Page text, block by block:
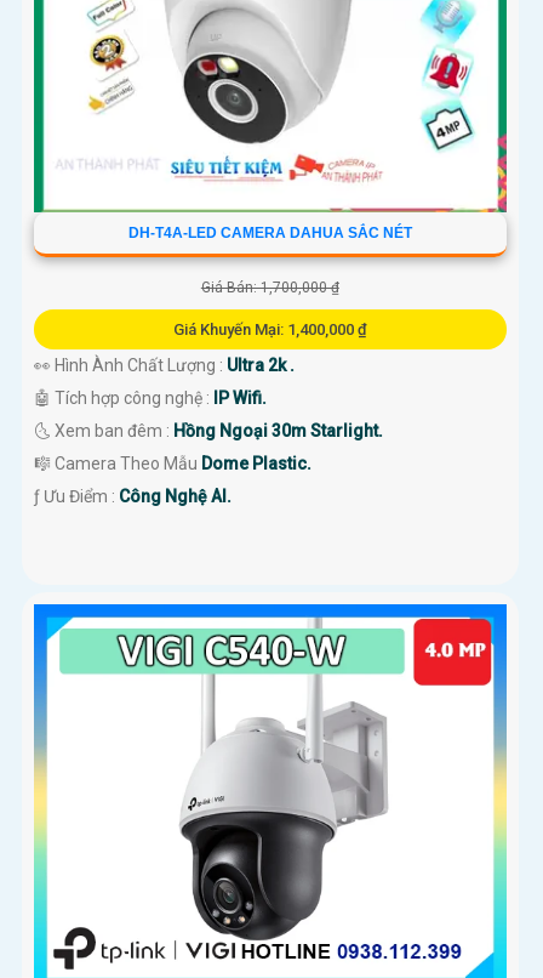
DH-T4A-LED CAMERA DAHUA SẮC NÉT
Giá Bán: 1,700,000 ₫
Giá Khuyến Mại: 1,400,000 ₫
👀 Hình Ành Chất Lượng : Ultra 2k .
🤖️ Tích hợp công nghệ :
IP Wifi.
🌜 Xem ban đêm : Hồng Ngoại 30m Starlight.
🎼️ Camera Theo Mẫu Dome Plastic.
️ƒ Ưu Điểm : Công Nghệ AI.